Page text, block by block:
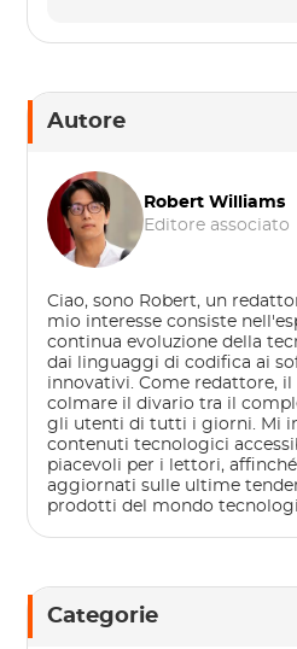
Autore
Robert Williams
Editore associato
Ciao, sono Robert, un
mio interesse consiste
continua evoluzione della
dai linguaggi di codifica ai
innovativi. Come redattore,
colmare il divario tra il
gli utenti di tutti i giorni. Mi
contenuti tecnologici
piacevoli per i lettori,
aggiornati sulle ultime
prodotti del mondo
Categorie